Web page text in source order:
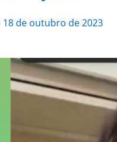
18 de outubro de 2023